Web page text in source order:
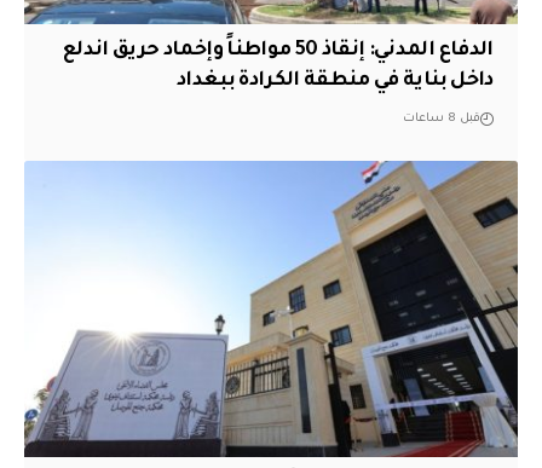
الدفاع المدني: إنقاذ 50 مواطناً وإخماد حريق اندلع
داخل بناية في منطقة الكرادة ببغداد
قبل 8 ساعات